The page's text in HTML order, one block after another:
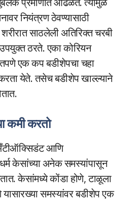
नियंत्रण ठेवण्यासाठी
साठलेली अतिरिक्त चरबी
ठरते. एका कोरियन
एक कप बडीशेपचा चहा
येते. तसेच बडीशेप खाल्ल्याने
कमी करतो
आणि
केसांच्या अनेक समस्यांपासून
केसांमध्ये कोंडा होणे, टाळूला
समस्यांवर बडीशेप एक